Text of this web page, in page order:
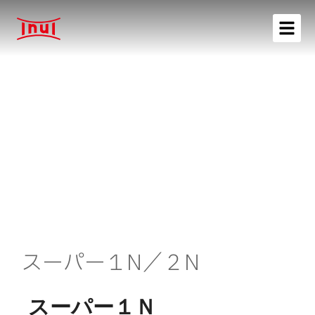
スーパー１N／２N
スーパー１Ｎ